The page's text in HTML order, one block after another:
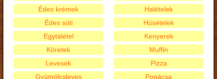
Édes krémek
Édes süti
Egytálétel
Halételek
Húsételek
Kenyerek
Köretek
Levesek
Gyümölcsleves
Muffin
Pizza
Pogácsa